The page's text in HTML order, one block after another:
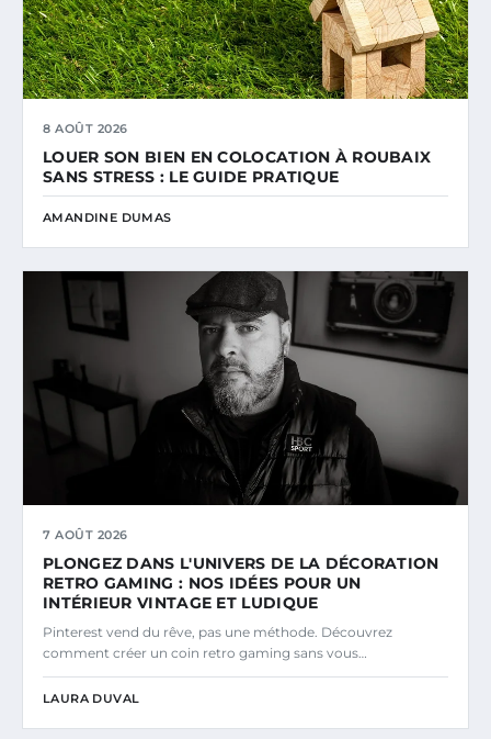
8 AOÛT 2026
LOUER SON BIEN EN COLOCATION À ROUBAIX
SANS STRESS : LE GUIDE PRATIQUE
AMANDINE DUMAS
7 AOÛT 2026
PLONGEZ DANS L'UNIVERS DE LA DÉCORATION
RETRO GAMING : NOS IDÉES POUR UN
INTÉRIEUR VINTAGE ET LUDIQUE
Pinterest vend du rêve, pas une méthode. Découvrez
comment créer un coin retro gaming sans vous…
LAURA DUVAL